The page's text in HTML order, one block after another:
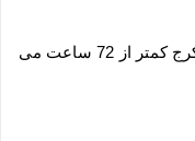
مدت زمان تحویل کالاها در شهر تهران و کرج کمتر از 72 ساعت می